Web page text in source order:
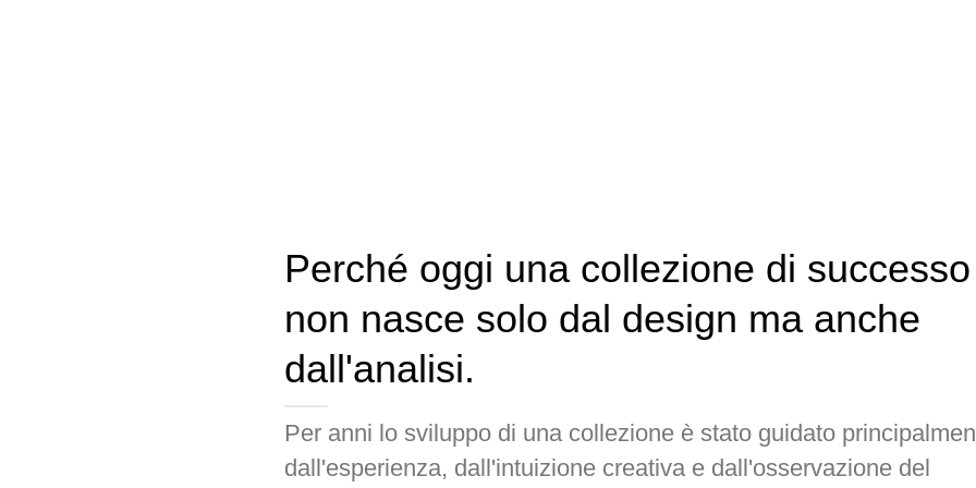
Perché oggi una collezione di successo
non nasce solo dal design ma anche
dall'analisi.
Per anni lo sviluppo di una collezione è stato guidato
dall'esperienza, dall'intuizione creativa e dall'osservazione del